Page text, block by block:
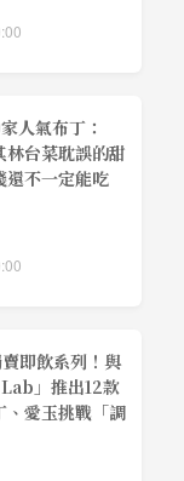
人氣布丁：
林台菜耽誤的甜
還不一定能吃
即飲系列！與
」推出12款
、愛玉挑戰「調